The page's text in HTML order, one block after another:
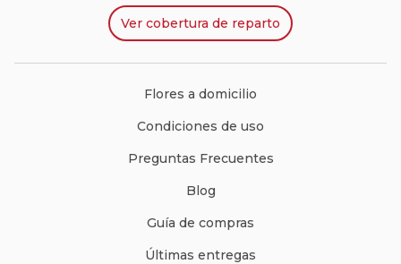
Ver cobertura de reparto
Flores a domicilio
Condiciones de uso
Preguntas Frecuentes
Blog
Guía de compras
Últimas entregas